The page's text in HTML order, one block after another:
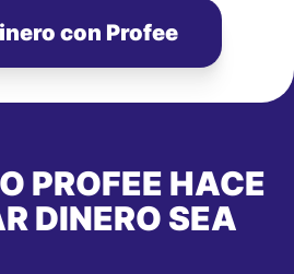
con Profee
PROFEE HACE
DINERO SEA